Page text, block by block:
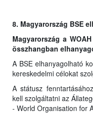
8. Magyarország BSE
Magyarország a
összhangban
A BSE elhanyagolható
kereskedelmi célokat
A státusz
kell szolgáltatni az
- World Organisation for